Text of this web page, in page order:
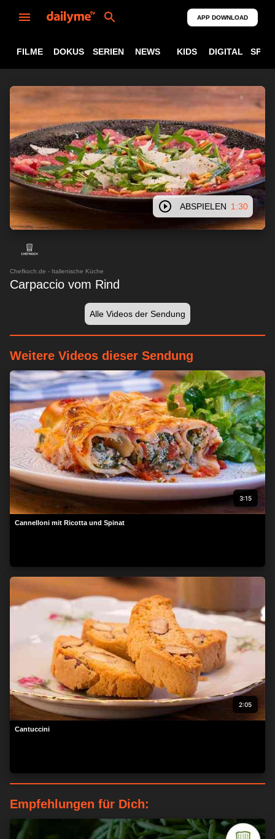
APP DOWNLOAD
FILME DOKUS SERIEN NEWS KIDS DIGITAL
ABSPIELEN 1:30
Chefkoch.de - Italienische Küche
Carpaccio vom Rind
Alle Videos der Sendung
Weitere Videos dieser Sendung
3:15
Cannelloni mit Ricotta und Spinat
2:05
Cantuccini
Empfehlungen für Dich: